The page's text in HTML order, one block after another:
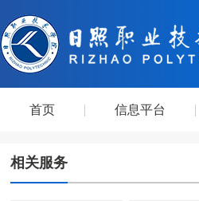
首页 信息平台
相关服务